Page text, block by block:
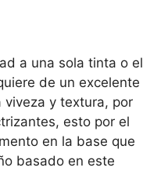
a una sola tinta o el
de un excelente
viveza y textura, por
esto por el
en la base que
basado en este